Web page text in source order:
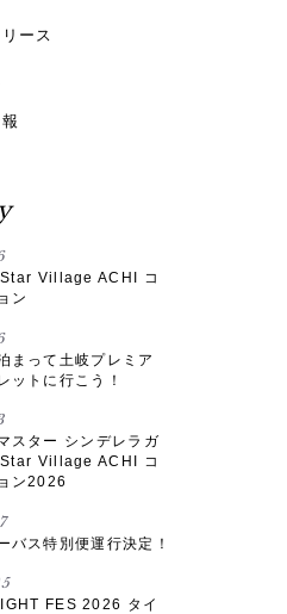
ース
Village ACHI コ
ン
まって土岐プレミア
ットに行こう！
スター シンデレラガ
Village ACHI コ
ン2026
バス特別便運行決定！
FES 2026 タイ